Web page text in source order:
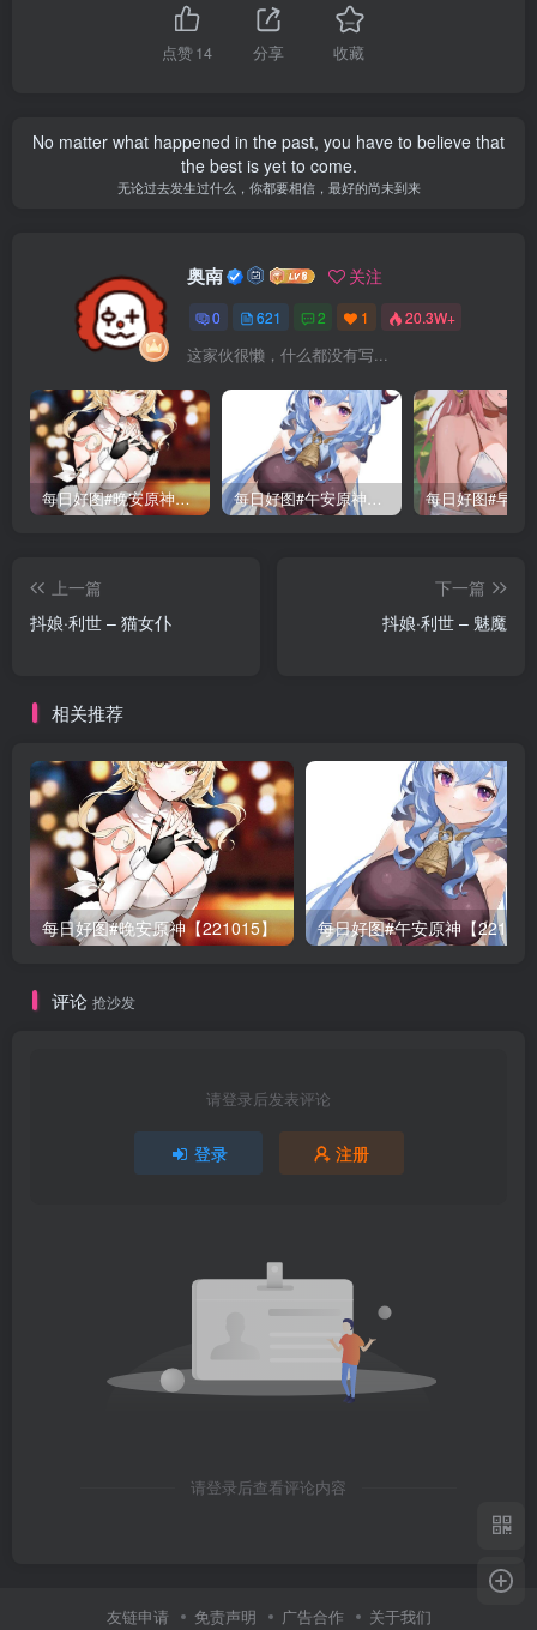
点赞14 分享 收藏
No matter what happened in the past, you have to believe that
the best is yet to come.
无论过去发生过什么，你都要相信，最好的尚未到来
奥南 关注
0 621 2 1 20.3W+
这家伙很懒，什么都没有写...
每日好图#晚安原神【221015】 每日好图#午安原神【221014】
上一篇
抖娘·利世 – 猫女仆
下一篇
抖娘·利世 – 魅魔
相关推荐
每日好图#晚安原神【221015】 每日好图#午安原神【
评论 抢沙发
请登录后发表评论
登录 注册
请登录后查看评论内容
友链申请 免责声明 广告合作 关于我们